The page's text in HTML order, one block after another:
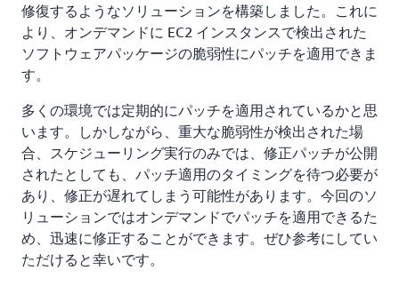
「カスタムアクションを作成する」をクリックしま
す。
修復するようなソリューションを構築しました。これに
より、オンデマンドに EC2 インスタンスで検出された
ソフトウェアパッケージの脆弱性にパッチを適用できま
す。
多くの環境では定期的にパッチを適用されているかと思
います。しかしながら、重大な脆弱性が検出された場
合、スケジューリング実行のみでは、修正パッチが公開
されたとしても、パッチ適用のタイミングを待つ必要が
あり、修正が遅れてしまう可能性があります。今回のソ
リューションではオンデマンドでパッチを適用できるた
め、迅速に修正することができます。ぜひ参考にしてい
ただけると幸いです。